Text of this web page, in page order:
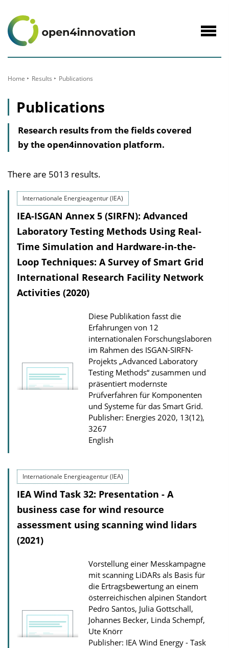
Content
Home Results Publications
Publications
Research results from the fields covered
by the open4innovation platform.
There are 5013 results.
Internationale Energieagentur (IEA)
IEA-ISGAN Annex 5 (SIRFN): Advanced
Laboratory Testing Methods Using Real-
Time Simulation and Hardware-in-the-
Loop Techniques: A Survey of Smart Grid
International Research Facility Network
Activities (2020)
Diese Publikation fasst die
Erfahrungen von 12
internationalen Forschungslaboren
im Rahmen des ISGAN-SIRFN-
Projekts „Advanced Laboratory
Testing Methods“ zusammen und
präsentiert modernste
Prüfverfahren für Komponenten
und Systeme für das Smart Grid.
Publisher: Energies 2020, 13(12),
3267
English
Internationale Energieagentur (IEA)
IEA Wind Task 32: Presentation - A
business case for wind resource
assessment using scanning wind lidars
(2021)
Vorstellung einer Messkampagne
mit scanning LiDARs als Basis für
die Ertragsbewertung an einem
österreichischen alpinen Standort
Pedro Santos, Julia Gottschall,
Johannes Becker, Linda Schempf,
Ute Knörr
Publisher: IEA Wind Energy - Task